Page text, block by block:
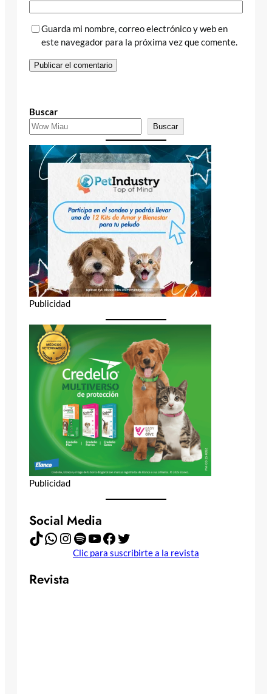
Guarda mi nombre, correo electrónico y web en
este navegador para la próxima vez que comente.
Buscar
Buscar
Publicidad
Publicidad
Social Media
TikTok WhatsApp Instagram Spotify YouTube Facebook Twitter
Clic para suscribirte a la revista
Revista